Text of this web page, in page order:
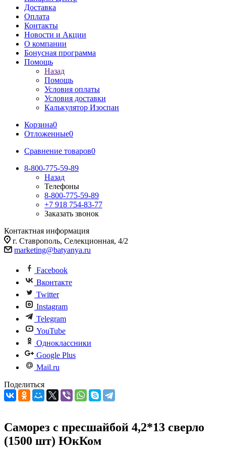
Доставка
Оплата
Контакты
Новости и Акции
О компании
Бонусная программа
Помощь
Назад
Помощь
Условия оплаты
Условия доставки
Калькулятор Изоспан
Корзина0
Отложенные0
Сравнение товаров0
8-800-775-59-89
Назад
Телефоны
8-800-775-59-89
+7 918 754-83-77
Заказать звонок
Контактная информация
г. Ставрополь, Селекционная, 4/2
marketing@batyanya.ru
Facebook
Вконтакте
Twitter
Instagram
Telegram
YouTube
Одноклассники
Google Plus
Mail.ru
Поделиться
Саморез с пресшайбой 4,2*13 сверло
(1500 шт) ЮкКом